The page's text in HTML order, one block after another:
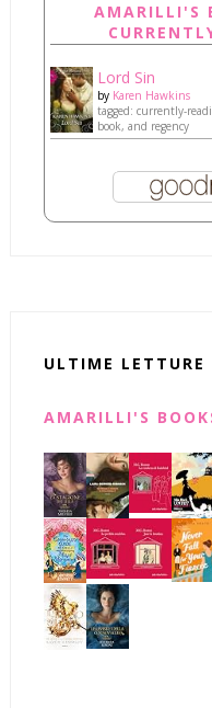
AMARILLI'S
Lord Sin
by Karen Hawkins
tagged: currently-
book, and regency
ULTIME LETTURE
AMARILLI'S